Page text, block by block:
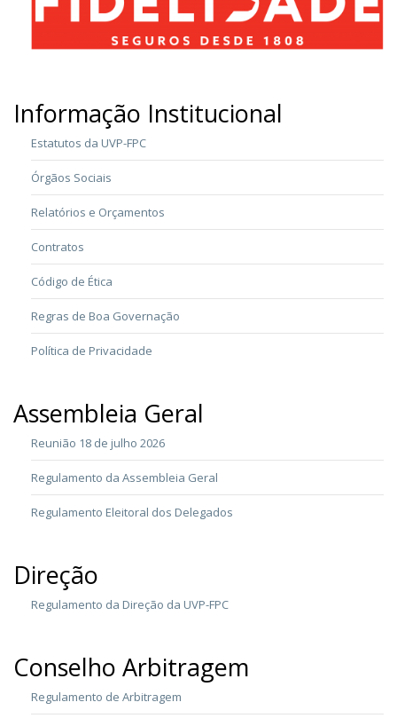
Informação Institucional
Estatutos da UVP-FPC
Órgãos Sociais
Relatórios e Orçamentos
Contratos
Código de Ética
Regras de Boa Governação
Política de Privacidade
Assembleia Geral
Reunião 18 de julho 2026
Regulamento da Assembleia Geral
Regulamento Eleitoral dos Delegados
Direção
Regulamento da Direção da UVP-FPC
Conselho Arbitragem
Regulamento de Arbitragem